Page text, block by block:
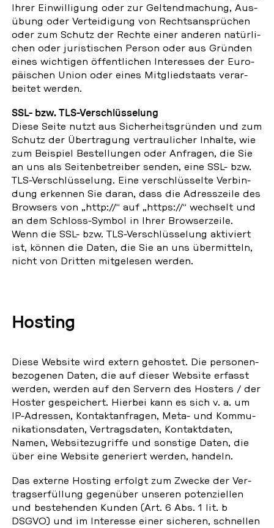
Ihrer Ein­wil­li­gung oder zur Gel­tend­ma­chung, Aus­
übung oder Ver­tei­di­gung von Rechts­an­sprü­chen
oder zum Schutz der Rechte einer anderen na­tür­li­
chen oder ju­ris­ti­schen Person oder aus Gründen
eines wich­ti­gen öf­fent­li­chen In­ter­es­ses der Eu­ro­
päi­schen Union oder eines Mit­glied­staats ver­ar­
bei­tet werden.
SSL- bzw. TLS-Ver­schlüs­se­lung
Diese Seite nutzt aus Si­cher­heits­grün­den und zum
Schutz der Über­tra­gung ver­trau­li­cher Inhalte, wie
zum Bei­spiel Be­stel­lun­gen oder An­fra­gen, die Sie
an uns als Sei­ten­be­trei­ber senden, eine SSL- bzw.
TLS-Ver­schlüs­se­lung. Eine ver­schlüs­sel­te Ver­bin­
dung er­ken­nen Sie daran, dass die Adress­zei­le des
Brow­sers von „http://“ auf „https://“ wech­selt und
an dem Schloss-Symbol in Ihrer Brow­ser­zei­le.
Wenn die SSL- bzw. TLS-Ver­schlüs­se­lung ak­ti­viert
ist, können die Daten, die Sie an uns über­mit­teln,
nicht von Dritten mit­ge­le­sen werden.
Hosting
Diese Website wird extern ge­hos­tet. Die per­so­nen­
be­zo­ge­nen Daten, die auf dieser Website erfasst
werden, werden auf den Servern des Hosters / der
Hoster ge­spei­chert. Hierbei kann es sich v. a. um
IP-Adres­sen, Kon­takt­an­fra­gen, Meta- und Kom­mu­
ni­ka­ti­ons­da­ten, Ver­trags­da­ten, Kon­takt­da­ten,
Namen, Web­site­zu­grif­fe und sons­ti­ge Daten, die
über eine Website ge­ne­riert werden, handeln.
Das externe Hosting erfolgt zum Zwecke der Ver­
trags­er­fül­lung ge­gen­über unseren po­ten­zi­el­len
und be­stehen­den Kunden (Art. 6 Abs. 1 lit. b
DSGVO) und im In­ter­es­se einer si­che­ren, schnel­len